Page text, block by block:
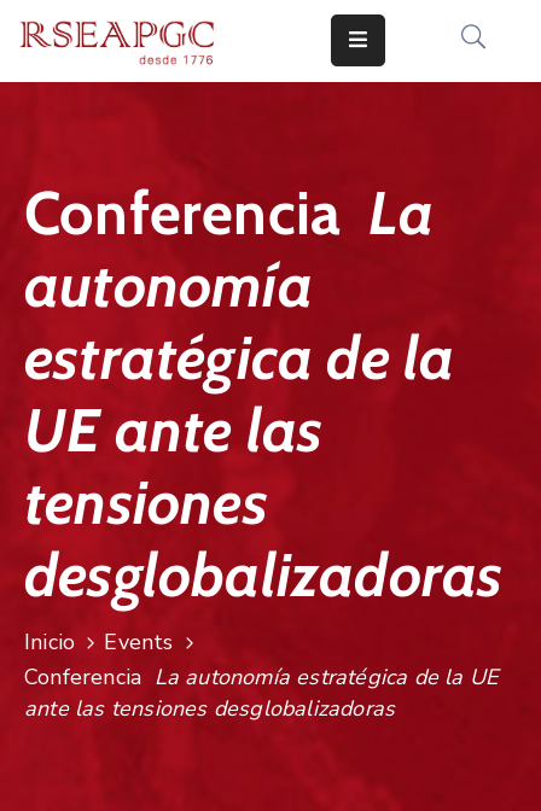
COMUNICADOS
CONOCERNOS
CONTACTO
Conferencia La
autonomía
estratégica de la
UE ante las
tensiones
desglobalizadoras
Inicio
Events
Conferencia La autonomía estratégica de la UE
ante las tensiones desglobalizadoras